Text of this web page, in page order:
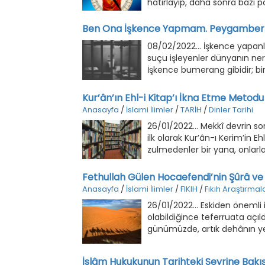
hatırlayıp, daha sonra bazı
Ben Ona İşkence Yapmam.
08/02/2022... İşkence
suçu işleyenler dünyanın
İşkence bumerang gibidir;
Kur’ân’ın Ehl-i Kitap’ı İkna Etme Metodu
Anasayfa / İslami İlimler /TARİH /Dinler Tarihi
26/01/2022... Mekkî devrin sonunda nazil olup geliş sırası itibariyle 85. sıradaki Ankebût sûresinde, ilk olarak Kur’ân-ı Kerim’in Ehl-i Kitap hakkındaki tutumu1 şöyle bildirilir: “Ehl-i Kitap’tan zulmedenler bir yana, onlarla en güzel şekilde mücadele edin, şöyle deyin: ‘Bize indirilene de, size indirilene de inandık; bizim İlâhımız da, sizin İlâhınız da birdir. Biz O’na teslim olmuşuzdur.”2 Müteakip âyette Ehl-i Kitap’tan bir kısmının Kur’ân’ı kabul edecekleri bildirilir: “Biz işte sana da bu kitabı indirdik. Daha önce kitap verdiğimiz kimseler buna da iman ederlerdi. Şunlardan da ona iman edenler vardır. Bizim âyetlerimizi kâfirlerden başkası inkâr etmez.”3 Tefsircilerden birçoğu, “daha öncekiler” ifadesinden maksadın, Hazreti Peygamber’den (aleyhissalâtü vesselâm) önceki dönemde yaşamış Ehl-i Kitap olduğunu; hemen peşindeki “şunlardan da” kelimesinin ise Hazreti Peygamber’in çağdaşı olan Ehl-i Kitap’ı gösterdiğini söylerler.4 Yahudilerin, Medine devrinin başlarından itibaren Kur’ân daveti karşısındaki menfi tutumlarına rağmen, aslında aynı İlâh’a inanıldığı hatırlatılır: “De ki: ‘Bizim de sizin de Rabbiniz olduğu hâlde, Allah hakkında mı bizimle tartışıyorsunuz?”5 Kur’ân’ın Ehl-i Kitap’la olan ihtilâflar konusunda dikkat çeken bir özelliği vardır: O da muhataplarına karşı sert hücum veya sadece ret ile mukabele etmeyip onları aklî delillerle iknaya çalışması ve tartışma âdâplarından (etiğinden) insaf üslûbunu uygulamasıdır. Bu hususu örneklerle açıklamaya devam edelim. Aklını kullanarak putları reddedip kâinatın Yaratıcısını kemal sıfatlarıyla kabul ettikten, Hazreti Musa’ya (aleyhisselâm) inandıktan sonra, tevhitte yeri olmayan put özleminin insana yakışmadığı bildirilir: “Bir zaman da: ‘Musa! Biz Allah’ı açıkça görmedikçe sana inanmayız!’ dediniz. Bunun üzerine derhal sizi yıldırım çarptı, siz de bakakaldınız. Siz bir müddet ölü vaziyette kaldıktan sonra şükredesiniz diye sizi dirilttik.”6 Bunu yapanlar elbette İsrailoğulları’nın hepsi değildi. Bu ısrar üzerine mîkatta yıldırıma yakalananlar, seçilen yetmiş kişi idi. “İsrailoğulları’nı denizden geçirdik. Derken yolları, kendilerine ait birtakım putlara tapan bir topluluğa uğradı. ‘Musa, dediler, bunların tanrıları olduğu gibi bize de bir tanrı yapıver!’ O ise: ‘Siz, dedi, gerçekten cahil bir milletsiniz! Çünkü şu imrendiğiniz kimselerin dini yıkılmıştır ve yaptıkları bütün ameller de boşunadır. Hem Allah size bunca lütufta bulunup öteki insanlara üstün kılmış olduğu hâlde, hiç ben sizin için O’ndan başka bir tanrı arar mıyım?”7 Buradaki insanlar Sîna’da yaşayan Mısırlılardı. Hazreti Musa ve kavmi muhtemelen, şimdiki Süveyş’e yakın bir yerden Kızıldeniz’i geçmişlerdi. Mısır’a bağlı Sîna yarımadasındaki Mafka şehrinde, günümüze kadar kalan Mısırlılara ait bir mâbet bulunmaktadır. İsrailoğulları’nın bunlar gibi inanç sahiplerine özendikleri anlaşılıyor. Bakara sûresinin 93. âyetinden,
Fethullah Gülen Hocaefendi’nin Şûrâ
Anasayfa / İslami İlimler / FIKIH / Fıkıh
26/01/2022... Eskiden
olabildiğince teferruata
günümüzde, artık dehânın
İslâm Hukukunun Tarihteki Seyrine